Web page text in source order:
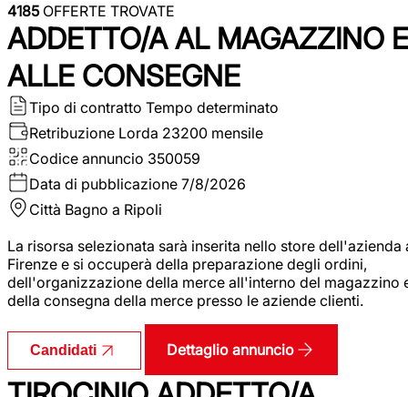
4185OFFERTE TROVATE
ADDETTO/A AL MAGAZZINO E
ALLE CONSEGNE
Tipo di contratto Tempo determinato
Retribuzione Lorda 23200 mensile
Codice annuncio 350059
Data di pubblicazione 7/8/2026
Città Bagno a Ripoli
La risorsa selezionata sarà inserita nello store dell'azienda
Firenze e si occuperà della preparazione degli ordini,
dell'organizzazione della merce all'interno del magazzino
della consegna della merce presso le aziende clienti.
Candidati Dettaglio annuncio